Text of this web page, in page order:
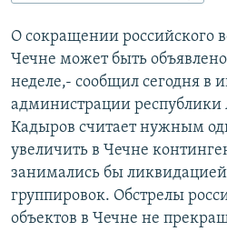
РАСПИСАНИЕ ВЕЩАНИЯ
ПОДПИШИТЕСЬ НА
СОЦИАЛЬНЫЕ СЕТИ
О сокращении российского
Чечне может быть
неделе,- сообщил сегодня в
администрации
Кадыров считает нужным
увеличить в Чечне
занимались бы
группировок. Обстрелы
объектов в Чечне не